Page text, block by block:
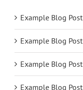
Example Blog Post
Example Blog Post
Example Blog Post
Example Blog Post